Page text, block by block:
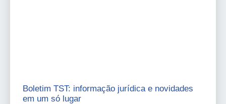
Boletim TST: informação jurídica e novidades
em um só lugar